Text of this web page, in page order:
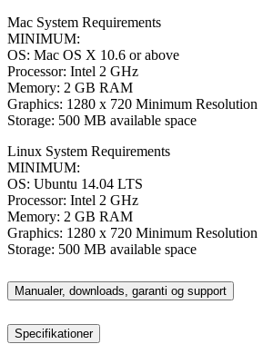
Mac System Requirements
MINIMUM:
OS: Mac OS X 10.6 or above
Processor: Intel 2 GHz
Memory: 2 GB RAM
Graphics: 1280 x 720 Minimum Resolution
Storage: 500 MB available space
Linux System Requirements
MINIMUM:
OS: Ubuntu 14.04 LTS
Processor: Intel 2 GHz
Memory: 2 GB RAM
Graphics: 1280 x 720 Minimum Resolution
Storage: 500 MB available space
Manualer, downloads, garanti og support
Specifikationer